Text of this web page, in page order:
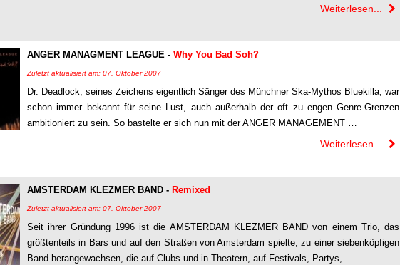
Weiterlesen...
ANGER MANAGMENT LEAGUE - Why You Bad Soh?
Zuletzt aktualisiert am: 07. Oktober 2007
Dr. Deadlock, seines Zeichens eigentlich Sänger des Münchner Ska-Mythos Bluekilla, war
schon immer bekannt für seine Lust, auch außerhalb der oft zu engen Genre-Grenzen
ambitioniert zu sein. So bastelte er sich nun mit der ANGER MANAGEMENT …
Weiterlesen...
AMSTERDAM KLEZMER BAND - Remixed
Zuletzt aktualisiert am: 07. Oktober 2007
Seit ihrer Gründung 1996 ist die AMSTERDAM KLEZMER BAND von einem Trio, das
größtenteils in Bars und auf den Straßen von Amsterdam spielte, zu einer siebenköpfigen
Band herangewachsen, die auf Clubs und in Theatern, auf Festivals, Partys, …